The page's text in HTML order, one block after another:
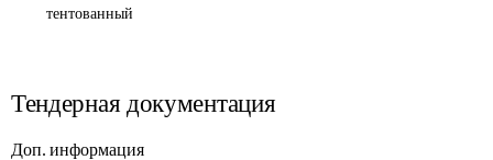
тентованный
Тендерная документация
Доп. информация